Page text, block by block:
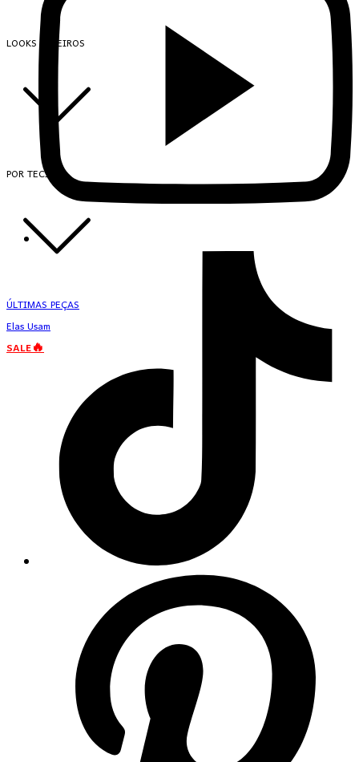
LOOKS INTEIROS
POR TECIDO
ÚLTIMAS PEÇAS
Elas Usam
SALE🔥